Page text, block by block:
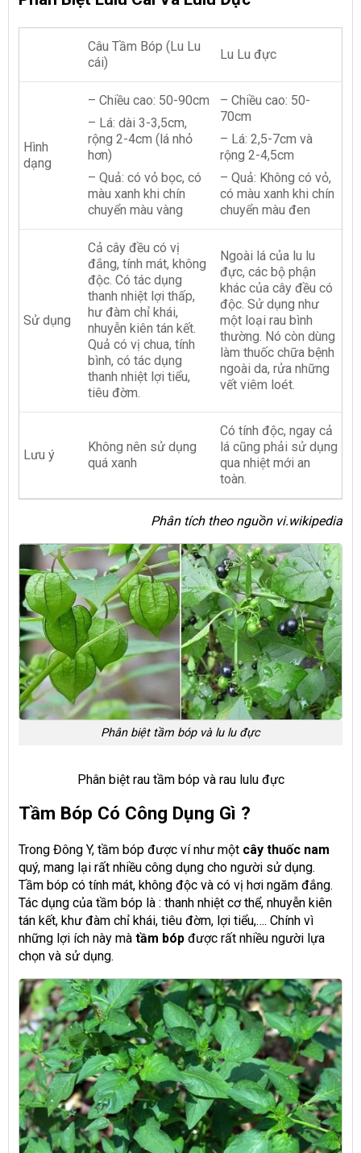
Câu Tầm Bóp (Lu Lu
cái)
Lu Lu đực
Hình
dạng
– Chiều cao: 50-90cm
– Lá: dài 3-3,5cm,
rộng 2-4cm (lá nhỏ
hơn)
– Quả: có vỏ bọc, có
màu xanh khi chín
chuyển màu vàng
– Chiều cao: 50-
70cm
– Lá: 2,5-7cm và
rộng 2-4,5cm
– Quả: Không có vỏ,
có màu xanh khi chín
chuyển màu đen
Sử dụng
Cả cây đều có vị
đắng, tính mát, không
độc. Có tác dụng
thanh nhiệt lợi thấp,
hư đàm chỉ khái,
nhuyễn kiên tán kết.
Quả có vị chua, tính
bình, có tác dụng
thanh nhiệt lợi tiểu,
tiêu đờm.
Ngoài lá của lu lu
đực, các bộ phận
khác của cây đều có
độc. Sử dụng như
một loại rau bình
thường. Nó còn dùng
làm thuốc chữa bệnh
ngoài da, rửa những
vết viêm loét.
Lưu ý
Không nên sử dụng
quá xanh
Có tính độc, ngay cả
lá cũng phải sử dụng
qua nhiệt mới an
toàn.
Phân tích theo nguồn vi.wikipedia
Phân biệt tầm bóp và lu lu đực
Phân biệt rau tầm bóp và rau lulu đực
Tầm Bóp Có Công Dụng Gì ?
Trong Đông Y, tầm bóp được ví như một cây thuốc nam
quý, mang lại rất nhiều công dụng cho người sử dụng.
Tầm bóp có tính mát, không độc và có vị hơi ngăm đắng.
Tác dụng của tầm bóp là : thanh nhiệt cơ thể, nhuyễn kiên
tán kết, khư đàm chỉ khái, tiêu đờm, lợi tiểu,…. Chính vì
những lợi ích này mà tầm bóp được rất nhiều người lựa
chọn và sử dụng.